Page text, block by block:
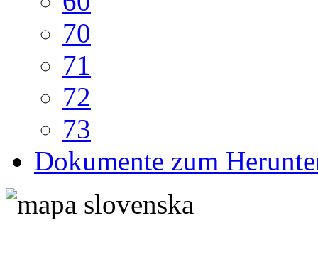
70
71
72
73
Dokumente zum